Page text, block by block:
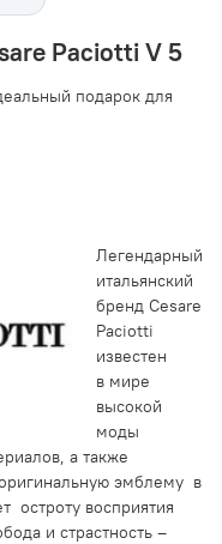
Paciotti V 5
подарок для
Легендарный
итальянский
бренд Cesare
Paciotti
известен
в мире
высокой
моды
а также
эмблему в
остроту восприятия
и страстность –